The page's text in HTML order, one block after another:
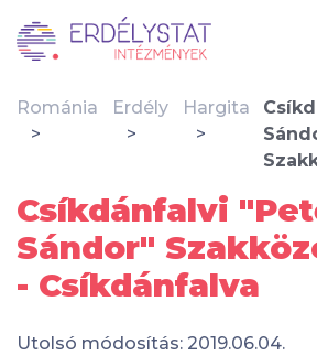
Románia Erdély Hargita
Csíkdánfalvi
Sándor"
- Csíkdánfalva
Utolsó módosítás: 2019.06.04.